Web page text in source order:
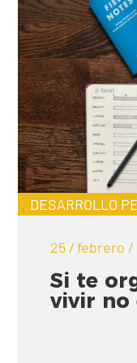
DESARROLLO
25 / febrero /
Si te
vivir no